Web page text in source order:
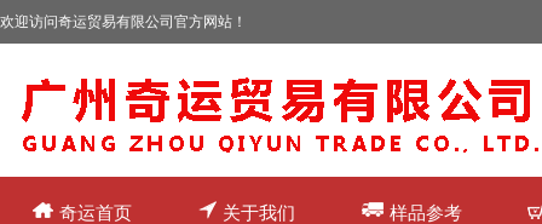
欢迎访问奇运贸易有限公司官方网站！
奇运首页 关于我们 样品参考